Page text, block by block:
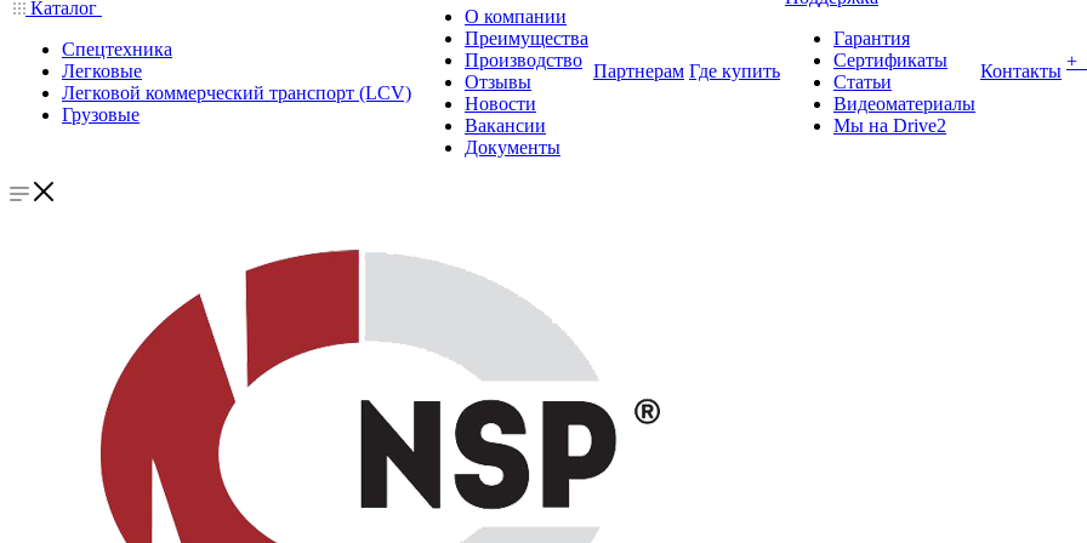
Каталог
Спецтехника
Легковые
Легковой коммерческий транспорт (LCV)
Грузовые
О компании
Преимущества
Производство
Отзывы
Новости
Вакансии
Документы
Партнерам Где купить
Гарантия
Сертификаты
Статьи
Видеоматериалы
Мы на Drive2
Контакты +